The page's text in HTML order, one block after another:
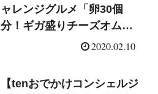
ャレンジグルメ「卵30個
分！ギガ盛りチーズオムラ
イス」那須川天心＆白鳥大
2020.02.10
【tenおでかけコンシェルジ